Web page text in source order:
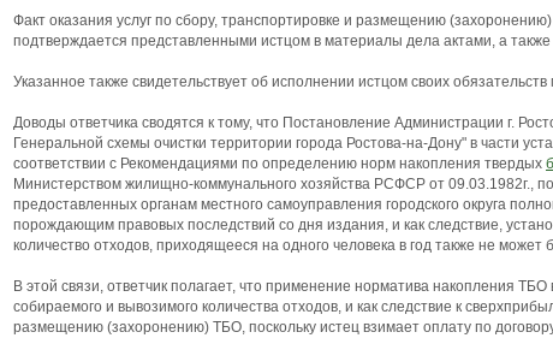
Факт оказания услуг по сбору, транспортировке и размещению
подтверждается представленными истцом в материалы дела актами, а
Указанное также свидетельствует об исполнении истцом своих обязательств
Доводы ответчика сводятся к тому, что Постановление Администрации г.
Генеральной схемы очистки территории города Ростова-на-Дону" в части
соответствии с Рекомендациями по определению норм накопления твердых
Министерством жилищно-коммунального хозяйства РСФСР от 09.03.1982г.,
предоставленных органам местного самоуправления городского округа
порождающим правовых последствий со дня издания, и как следствие,
количество отходов, приходящееся на одного человека в год также не может
В этой связи, ответчик полагает, что применение норматива накопления
собираемого и вывозимого количества отходов, и как следствие к
размещению (захоронению) ТБО, поскольку истец взимает оплату по